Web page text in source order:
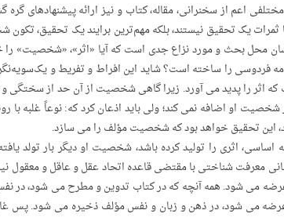
اعم از سخنرانی، مقاله، کتاب و نیز ارائه‌ پیشنهادهای گره
ثمرات یک تحقیق نیستند، بلکه مهم‌ترین برایند یک
محل بحث و مورد نزاع جدی است که آیا «اثر»، «شخصیت»
فردوسی را ساخته است؟ شاید این افراط و تفریط و
را پدید می آورد. زیرا گاهی شخصیت از آن حد از سختگی و
او اضافه نمی کند؛ ولی باید اذعان کرد که: نوعاً غلبه
این تحقیق خواهد بود که شخصیت مؤلف را می سازد.
اثری را تولید کرده باشد، شخصیت او دیگر بار تولد
معرفت­ شناختی با مقتضی قاعده­ اتحاد عقل و عاقل و معقول
می شود. همه‌ آنچه که در کتاب تدوین و مطرح می شود، در
عرضه می شود، در ذهن و زبان و نفس مؤلف ذخیره می شود. پس